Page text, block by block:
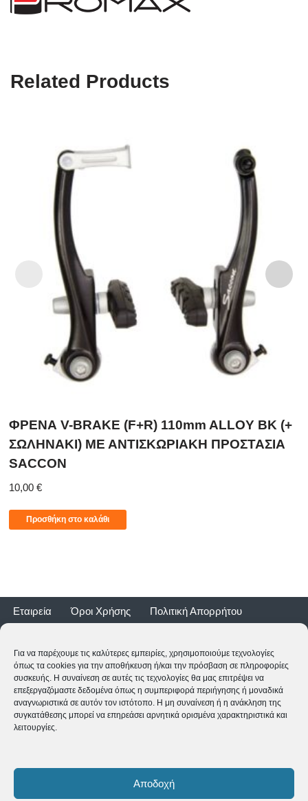
Για να παρέχουμε τις καλύτερες εμπειρίες, χρησιμοποιούμε τεχνολογίες
όπως τα cookies για την αποθήκευση ή/και την πρόσβαση σε πληροφορίες
συσκευής. Η συναίνεση σε αυτές τις τεχνολογίες θα μας επιτρέψει να
επεξεργαζόμαστε δεδομένα όπως η συμπεριφορά περιήγησης ή μοναδικά
αναγνωριστικά σε αυτόν τον ιστότοπο. Η μη συναίνεση ή η ανάκληση της
συγκατάθεσης μπορεί να επηρεάσει αρνητικά ορισμένα χαρακτηριστικά και
λειτουργίες.
Αποδοχή
Related Products
ΦΡΕΝΑ V-BRAKE (F+R) 110mm ALLOY BK (+
ΣΩΛΗΝΑΚΙ) ΜΕ ΑΝΤΙΣΚΩΡΙΑΚΗ ΠΡΟΣΤΑΣΙΑ
SACCON
10,00 €
Προσθήκη στο καλάθι
Εταιρεία Όροι Χρήσης
Πολιτική Απορρήτου
Δευ-Τετ-Σαβ 09:00-15:00 | Τρι-Πεμ-Παρ 10:00-18:00 | Κυρ